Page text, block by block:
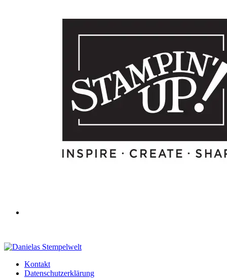
Kontakt
Datenschutzerklärung